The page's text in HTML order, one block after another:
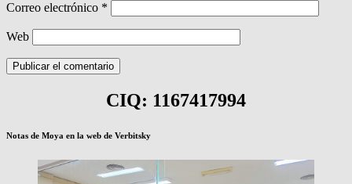
Correo electrónico *
Web
CIQ: 1167417994
Notas de Moya en la web de Verbitsky